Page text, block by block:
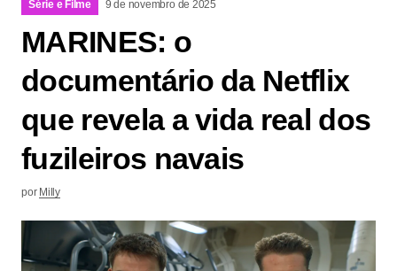
Série e Filme 9 de novembro de 2025
MARINES: o
documentário da Netflix
que revela a vida real dos
fuzileiros navais
por Milly